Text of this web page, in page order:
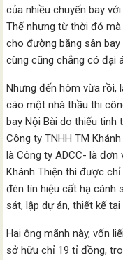
của nhiều chuyến bay
Thế nhưng từ thời đó mà
cho đường băng sân
cùng cũng chẳng có đại
Nhưng đến hôm vừa rồi,
cáo một nhà thầu thi
bay Nội Bài do thiếu tinh
Công ty TNHH TM
là Công ty ADCC- là
Khánh Thiện thì được
đèn tín hiệu cất hạ cánh
sát, lập dự án, thiết kế tại
Hai ông mãnh này, vốn
sở hữu chỉ 19 tỉ đồng,